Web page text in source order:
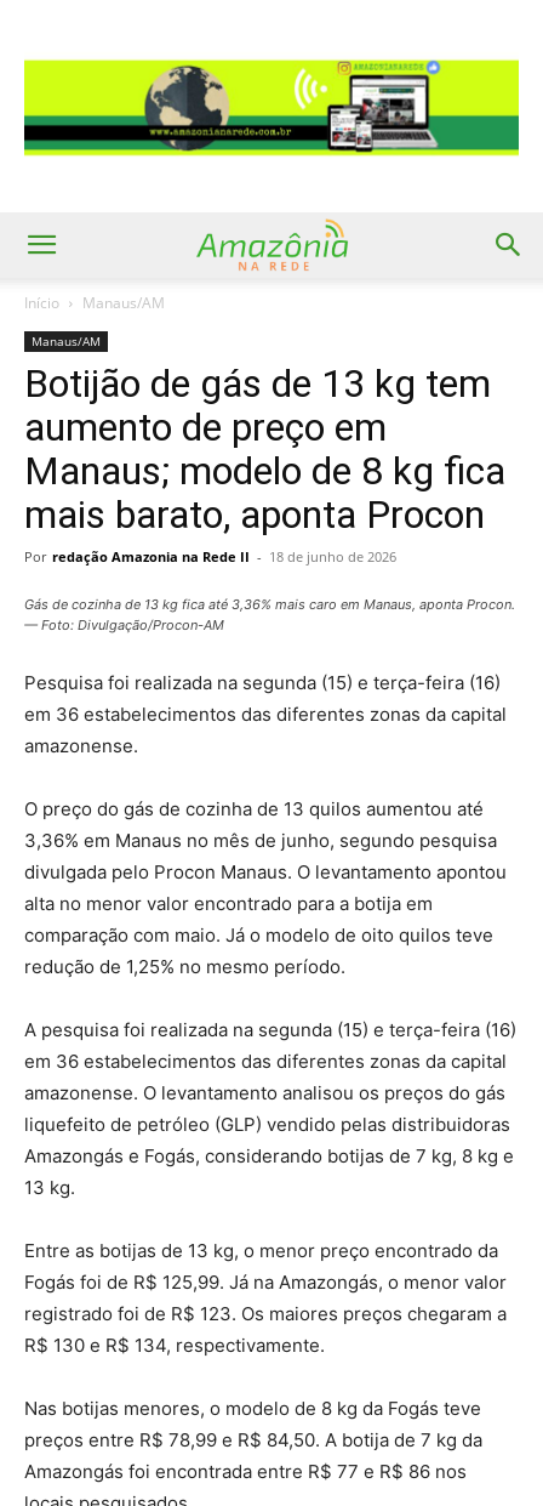
Início Manaus/AM
Manaus/AM
Botijão de gás de 13 kg tem
aumento de preço em
Manaus; modelo de 8 kg fica
mais barato, aponta Procon
Por redação Amazonia na Rede II - 18 de junho de 2026
Gás de cozinha de 13 kg fica até 3,36% mais caro em Manaus, aponta Procon.
— Foto: Divulgação/Procon-AM
Pesquisa foi realizada na segunda (15) e terça-feira (16)
em 36 estabelecimentos das diferentes zonas da capital
amazonense.
O preço do gás de cozinha de 13 quilos aumentou até
3,36% em Manaus no mês de junho, segundo pesquisa
divulgada pelo Procon Manaus. O levantamento apontou
alta no menor valor encontrado para a botija em
comparação com maio. Já o modelo de oito quilos teve
redução de 1,25% no mesmo período.
A pesquisa foi realizada na segunda (15) e terça-feira (16)
em 36 estabelecimentos das diferentes zonas da capital
amazonense. O levantamento analisou os preços do gás
liquefeito de petróleo (GLP) vendido pelas distribuidoras
Amazongás e Fogás, considerando botijas de 7 kg, 8 kg e
13 kg.
Entre as botijas de 13 kg, o menor preço encontrado da
Fogás foi de R$ 125,99. Já na Amazongás, o menor valor
registrado foi de R$ 123. Os maiores preços chegaram a
R$ 130 e R$ 134, respectivamente.
Nas botijas menores, o modelo de 8 kg da Fogás teve
preços entre R$ 78,99 e R$ 84,50. A botija de 7 kg da
Amazongás foi encontrada entre R$ 77 e R$ 86 nos